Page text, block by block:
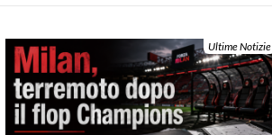
Ultime Notizie